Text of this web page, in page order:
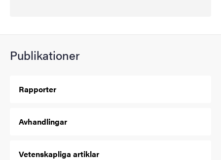
Publikationer
Rapporter
Avhandlingar
Vetenskapliga artiklar